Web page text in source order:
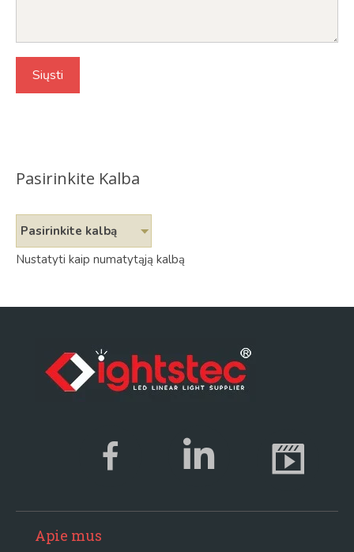
Pasirinkite Kalba
Pasirinkite kalbą
Nustatyti kaip numatytąją kalbą
Apie mus